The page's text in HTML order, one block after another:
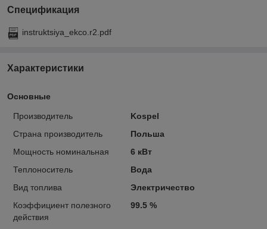
Спецификация
instruktsiya_ekco.r2.pdf
Характеристики
Основные
Производитель
Kospel
Страна производитель
Польша
Мощность номинальная
6 кВт
Теплоноситель
Вода
Вид топлива
Электричество
Коэффициент полезного
действия
99.5 %